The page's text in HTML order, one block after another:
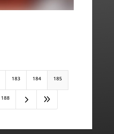
183 184 185
188 5 9